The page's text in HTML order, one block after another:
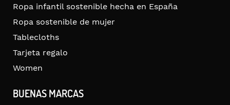
Ropa infantil sostenible hecha en España
Ropa sostenible de mujer
Tablecloths
Tarjeta regalo
Women
BUENAS MARCAS